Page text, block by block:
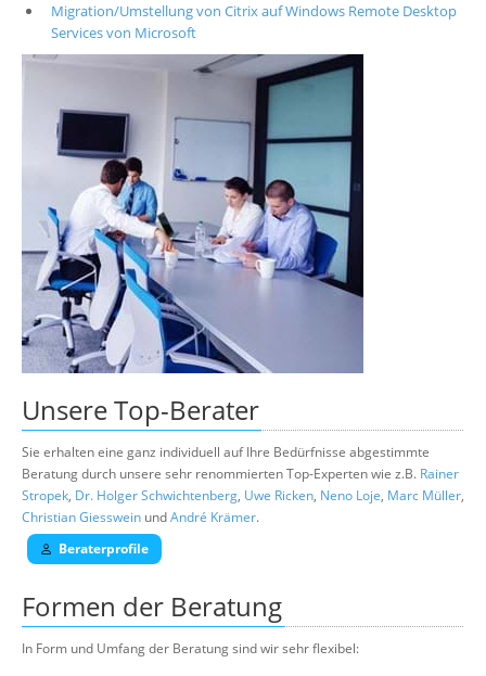
Migration/Umstellung von Citrix auf Windows Remote Desktop
Services von Microsoft
UnsereTop-Berater
Sie erhalten eine ganz individuell auf Ihre Bedürfnisse abgestimmte
Beratung durch unsere sehr renommierten Top-Experten wie z.B. Rainer
Stropek, Dr. Holger Schwichtenberg, Uwe Ricken, Neno Loje, Marc Müller,
Christian Giesswein undAndré Krämer.
Beraterprofile
Formen der Beratung
In Form und Umfang der Beratung sind wir sehr flexibel: